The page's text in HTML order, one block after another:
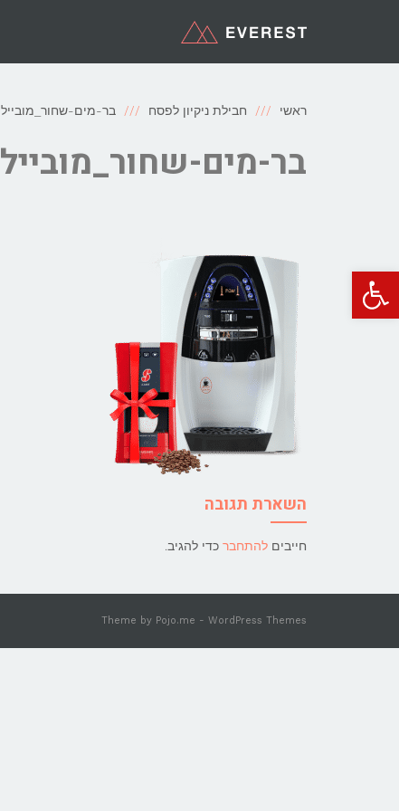
פתח סרגל נגישות
ראשי חבילת ניקיון לפסח בר-מים-שחור_מובייל
בר-מים-שחור_מובייל
השארת תגובה
חייבים להתחבר כדי להגיב.
Theme by Pojo.me - WordPress Themes